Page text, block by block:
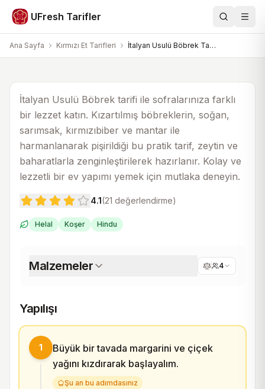
UFresh Tarifler Ara
Ana Sayfa Kırmızı Et Tarifleri İtalyan Usulü Böbrek Tarifi
Kırmızı Et Tarifleri
İtalyan Usulü Böbrek Tarifi
25 dk 40 dk 4
İtalyan Usulü Böbrek tarifi ile sofralarınıza farklı
bir lezzet katın. Kızartılmış böbreklerin, soğan,
sarımsak, kırmızıbiber ve mantar ile
harmanlanarak pişirildiği bu pratik tarif, zeytin ve
baharatlarla zenginleştirilerek hazırlanır. Kolay ve
lezzetli bir ev yapımı yemek için mutlaka deneyin.
4.1(21 değerlendirme)
Helal Koşer Hindu
Malzemeler 4
Yapılışı
1
Büyük bir tavada margarini ve çiçek
yağını kızdırarak başlayalım.
Şu an bu adımdasınız